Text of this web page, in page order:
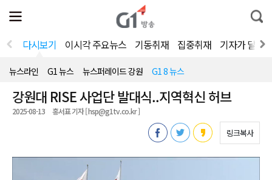
전
체
뉴
열
통
합
색
다시보기 이시각 주요뉴스 기동취재 집중취재 기자가 달려
뉴스라인 G1 뉴스 뉴스퍼레이드 강원 G1 8 뉴스
강원대 RISE 사업단 발대식..지역혁신 허브
2025-08-13 홍서표 기자 [ hsp@g1tv.co.kr ]
링크복사